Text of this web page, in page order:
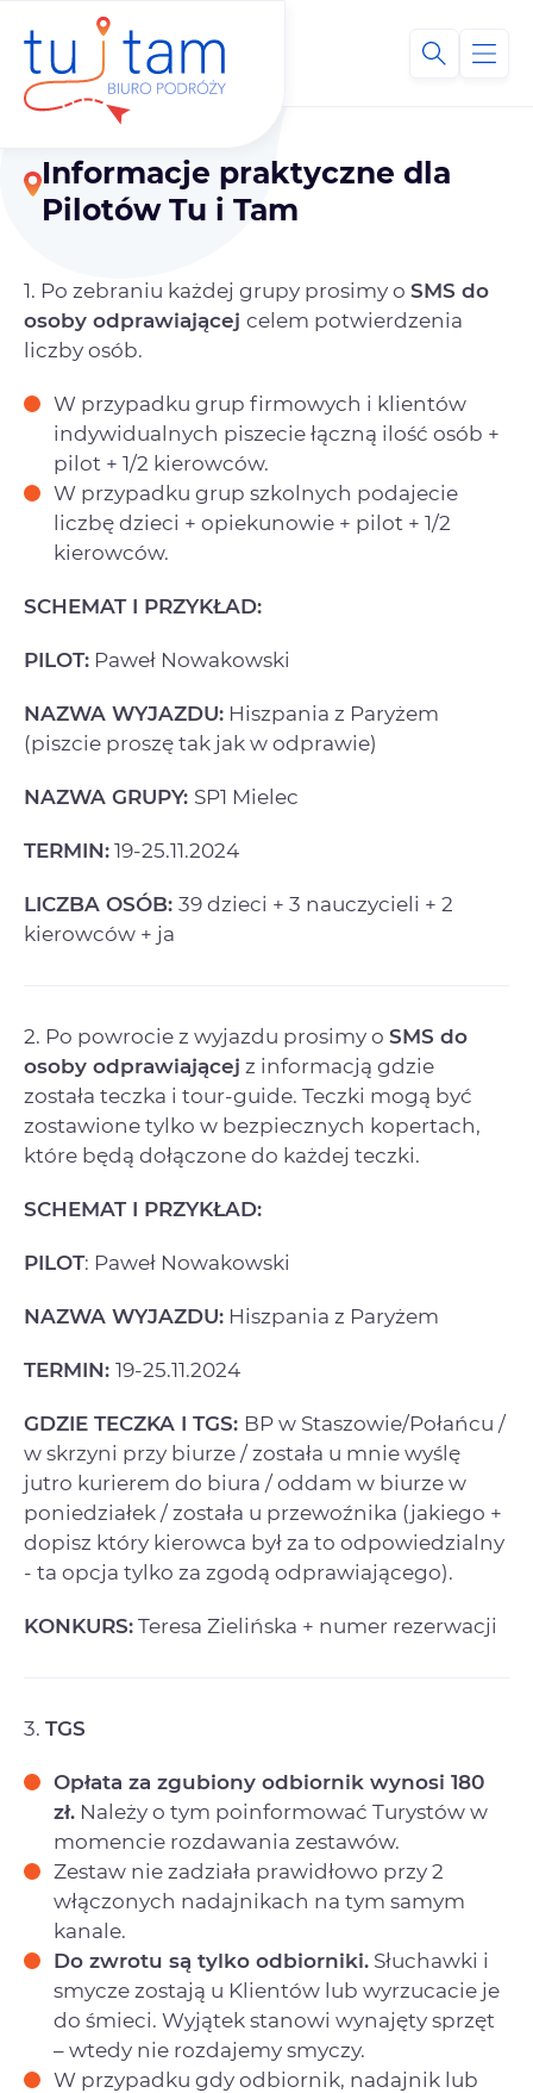
Informacje praktyczne dla
Pilotów Tu i Tam
1. Po zebraniu każdej grupy prosimy o SMS do
osoby odprawiającej celem potwierdzenia
liczby osób.
W przypadku grup firmowych i klientów
indywidualnych piszecie łączną ilość osób +
pilot + 1/2 kierowców.
W przypadku grup szkolnych podajecie
liczbę dzieci + opiekunowie + pilot + 1/2
kierowców.
SCHEMAT I PRZYKŁAD:
PILOT: Paweł Nowakowski
NAZWA WYJAZDU: Hiszpania z Paryżem
(piszcie proszę tak jak w odprawie)
NAZWA GRUPY: SP1 Mielec
TERMIN: 19-25.11.2024
LICZBA OSÓB: 39 dzieci + 3 nauczycieli + 2
kierowców + ja
2. Po powrocie z wyjazdu prosimy o SMS do
osoby odprawiającej z informacją gdzie
została teczka i tour-guide. Teczki mogą być
zostawione tylko w bezpiecznych kopertach,
które będą dołączone do każdej teczki.
SCHEMAT I PRZYKŁAD:
PILOT: Paweł Nowakowski
NAZWA WYJAZDU: Hiszpania z Paryżem
TERMIN: 19-25.11.2024
GDZIE TECZKA I TGS: BP w Staszowie/Połańcu /
w skrzyni przy biurze / została u mnie wyślę
jutro kurierem do biura / oddam w biurze w
poniedziałek / została u przewoźnika (jakiego +
dopisz który kierowca był za to odpowiedzialny
- ta opcja tylko za zgodą odprawiającego).
KONKURS: Teresa Zielińska + numer rezerwacji
3. TGS
Opłata za zgubiony odbiornik wynosi 180
zł. Należy o tym poinformować Turystów w
momencie rozdawania zestawów.
Zestaw nie zadziała prawidłowo przy 2
włączonych nadajnikach na tym samym
kanale.
Do zwrotu są tylko odbiorniki. Słuchawki i
smycze zostają u Klientów lub wyrzucacie je
do śmieci. Wyjątek stanowi wynajęty sprzęt
– wtedy nie rozdajemy smyczy.
W przypadku gdy odbiornik, nadajnik lub